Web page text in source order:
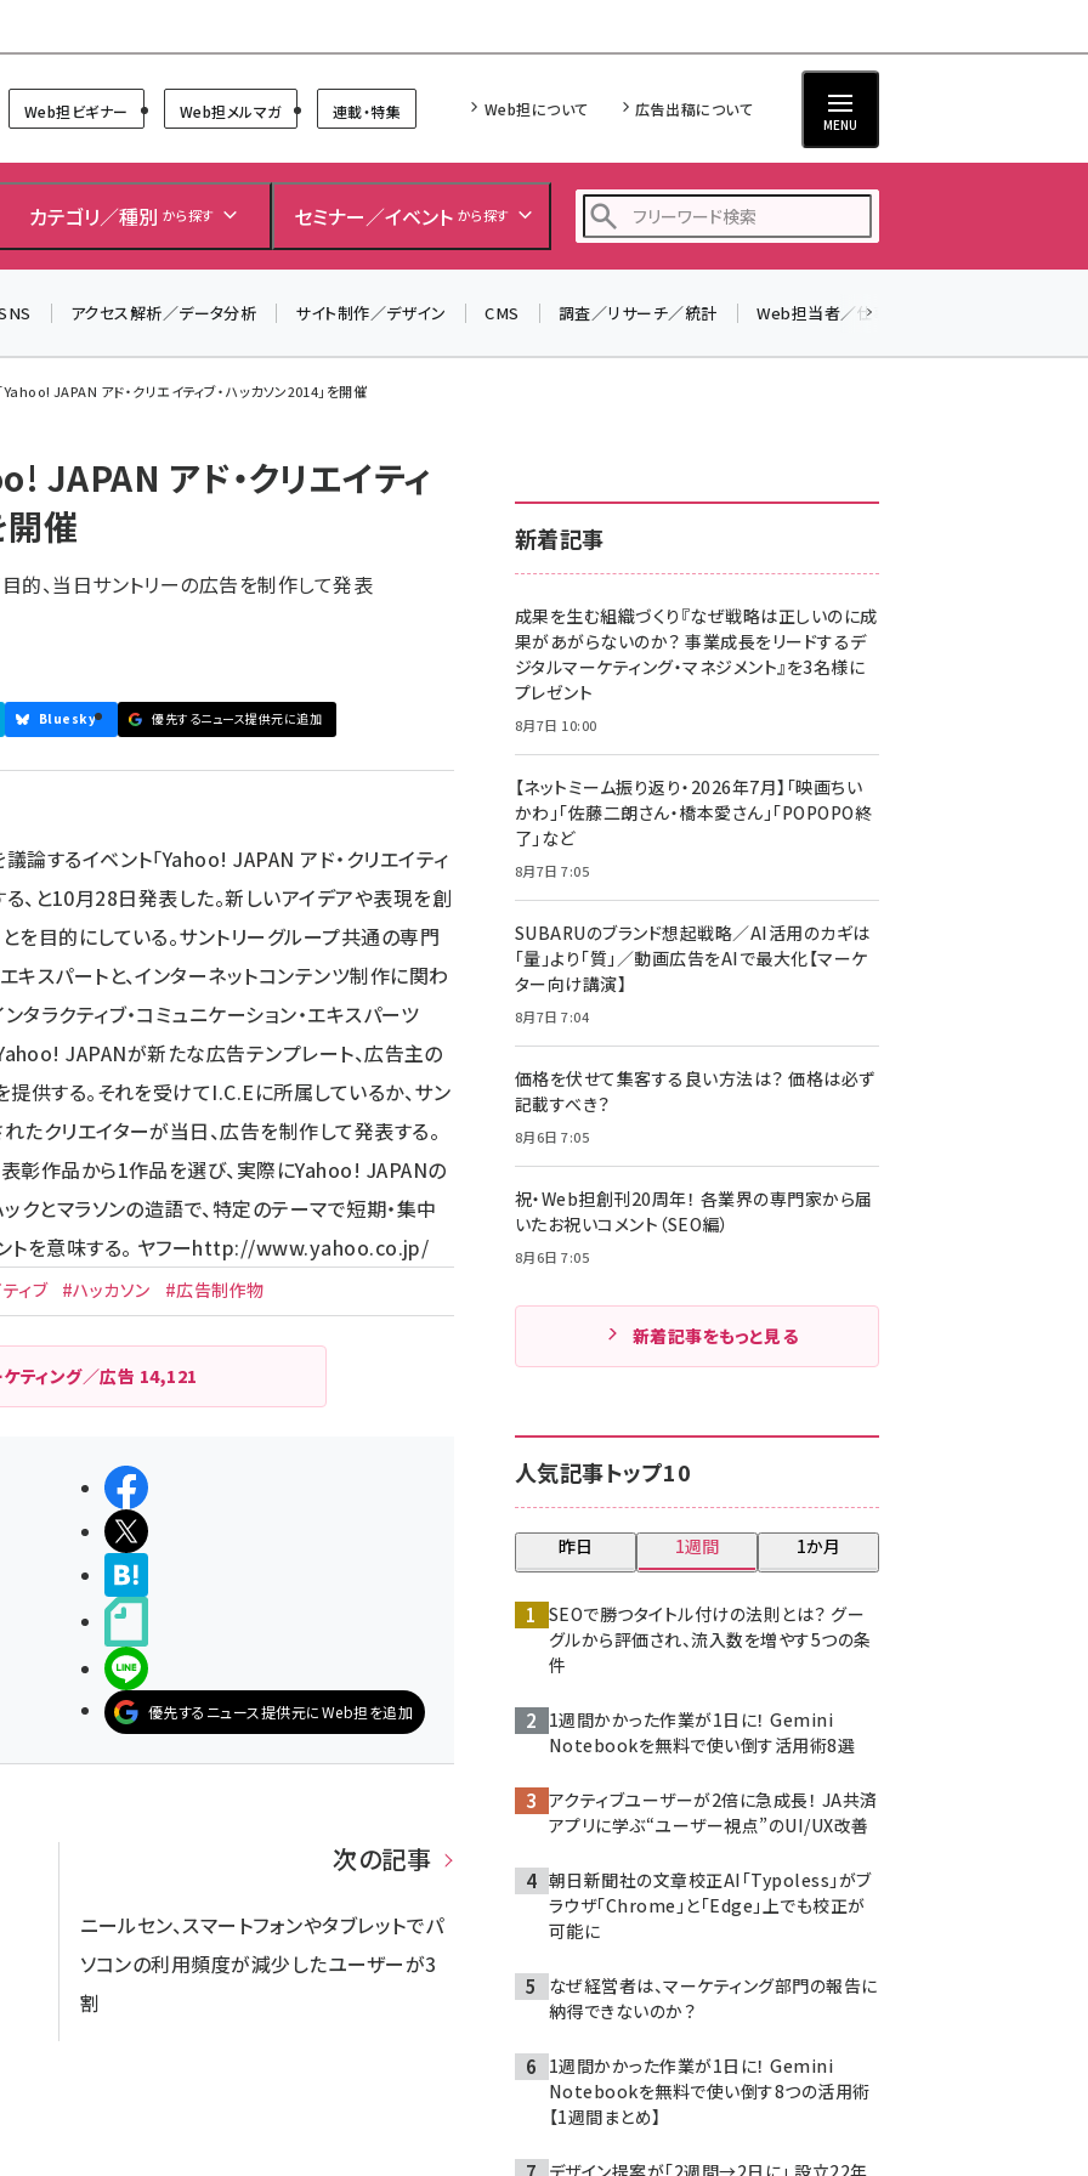
Web担ビギナー Web担メルマガ 連載・特集 Web担について 広告出稿について
MENU
カテゴリ／種別 から探す セミナー／イベント から探す
z世代 (1629)
meo (1279)
llmo (1167)
アクセス解析／データ分析 サイト制作／デザイン CMS 調査／リサーチ／統計 Web担当者／仕事
Yahoo! JAPAN アド・クリエイティブ・ハッカソン2014」を開催
JAPAN アド・クリエイティ
開催
的、当日サントリーの広告を制作して発表
Bluesky 優先するニュース提供元に追加
するイベント「Yahoo! JAPAN アド・クリエイティ
、と10月28日発表した。新しいアイデアや表現を創
を目的にしている。サントリーグループ共通の専門
スパートと、インターネットコンテンツ制作に関わ
ラクティブ・コミュニケーション・エキスパーツ
Yahoo! JAPANが新たな広告テンプレート、広告主の
供する。それを受けてI.C.Eに所属しているか、サン
たクリエイターが当日、広告を制作して発表する。
彰作品から1作品を選び、実際にYahoo! JAPANの
クとマラソンの造語で、特定のテーマで短期・集中
を意味する。 ヤフーhttp://www.yahoo.co.jp/
ィブ #ハッカソン #広告制作物
ティング／広告 14,121
シェアする
ポストする
LINEで送る
優先するニュース提供元にWeb担を追加
次の記事
ニールセン、スマートフォンやタブレットでパ
ソコンの利用頻度が減少したユーザーが3
割
新着記事
成果を生む組織づくり『なぜ戦略は正しいのに成
果があがらないのか？ 事業成長をリードするデ
ジタルマーケティング・マネジメント』を3名様に
プレゼント
8月7日 10:00
【ネットミーム振り返り・2026年7月】「映画ちい
かわ」「佐藤二朗さん・橋本愛さん」「POPOPO終
了」など
8月7日 7:05
SUBARUのブランド想起戦略／AI活用のカギは
「量」より「質」／動画広告をAIで最大化【マーケ
ター向け講演】
8月7日 7:04
価格を伏せて集客する良い方法は？ 価格は必ず
記載すべき？
8月6日 7:05
祝・Web担創刊20周年！ 各業界の専門家から届
いたお祝いコメント（SEO編）
8月6日 7:05
新着記事をもっと見る
人気記事トップ10
昨日 1週間 1か月
SEOで勝つタイトル付けの法則とは？ グー
グルから評価され、流入数を増やす5つの条
件
1週間かかった作業が1日に！ Gemini
Notebookを無料で使い倒す活用術8選
アクティブユーザーが2倍に急成長！ JA共済
アプリに学ぶ“ユーザー視点”のUI/UX改善
朝日新聞社の文章校正AI「Typoless」がブ
ラウザ「Chrome」と「Edge」上でも校正が
可能に
なぜ経営者は、マーケティング部門の報告に
納得できないのか？
1週間かかった作業が1日に！ Gemini
Notebookを無料で使い倒す8つの活用術
【1週間まとめ】
デザイン提案が「2週間→2日に」 設立22年
＼ 8月27日開催、申し込み受付中！ ／
生成AIをマーケティング等に活用するための考え方を学べ
るセミナーイベント「生成AI × マーケティング フォーラム
2026」開催！
▼申し込みはこちらから▼